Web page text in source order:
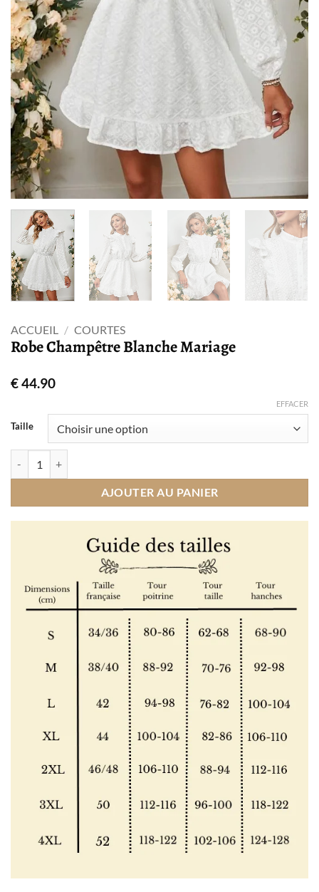
ACCUEIL / COURTES
Robe Champêtre Blanche Mariage
€44.90
Taille
EFFACER
AJOUTER AU PANIER